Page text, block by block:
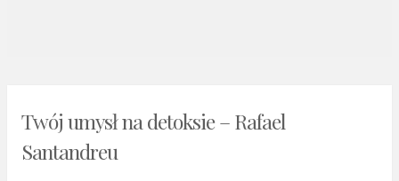
Twój umysł na detoksie – Rafael
Santandreu